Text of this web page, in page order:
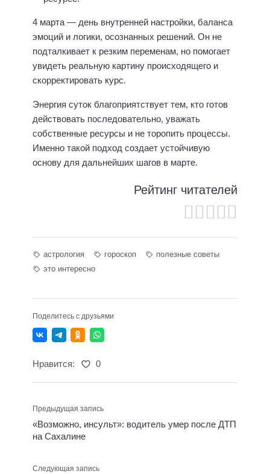
4 марта — день внутренней настройки, баланса
эмоций и логики, осознанных решений. Он не
подталкивает к резким переменам, но помогает
увидеть реальную картину происходящего и
скорректировать курс.
Энергия суток благоприятствует тем, кто готов
действовать последовательно, уважать
собственные ресурсы и не торопить процессы.
Именно такой подход создает устойчивую
основу для дальнейших шагов в марте.
Рейтинг читателей
астрология гороскоп
полезные советы
это интересно
Поделитесь с друзьями
Нравится: 0
Предыдущая запись
«Возможно, инсульт»: водитель умер после ДТП
на Сахалине
Следующая запись